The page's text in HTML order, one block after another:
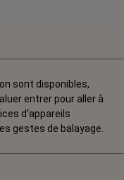
sont disponibles,
entrer pour aller à
d‘appareils
gestes de balayage.